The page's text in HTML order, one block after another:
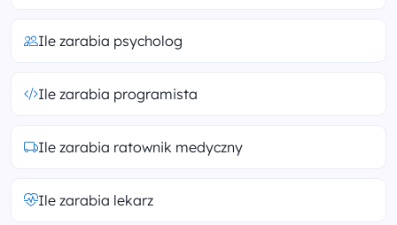
Ile zarabia psycholog
Ile zarabia programista
Ile zarabia ratownik medyczny
Ile zarabia lekarz